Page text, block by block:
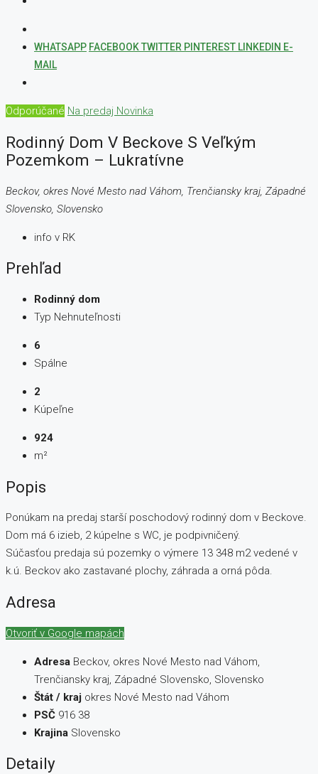
WHATSAPP FACEBOOKTWITTER PINTEREST LINKEDIN E-
MAIL
Odporúčané Na predaj Novinka
Rodinný Dom V Beckove S Veľkým
Pozemkom – Lukratívne
Beckov, okres Nové Mesto nad Váhom, Trenčiansky kraj, Západné
Slovensko, Slovensko
info v RK
Prehľad
Rodinný dom
Typ Nehnuteľnosti
6
Spálne
2
Kúpeľne
924
m²
Popis
Ponúkam na predaj starší poschodový rodinný dom v Beckove.
Dom má 6 izieb, 2 kúpelne s WC, je podpivničený.
Súčasťou predaja sú pozemky o výmere 13 348 m2 vedené v
k.ú. Beckov ako zastavané plochy, záhrada a orná pôda.
Adresa
Otvoriť v Google mapách
Adresa Beckov, okres Nové Mesto nad Váhom,
Trenčiansky kraj, Západné Slovensko, Slovensko
Štát / kraj okres Nové Mesto nad Váhom
PSČ 916 38
Krajina Slovensko
Detaily